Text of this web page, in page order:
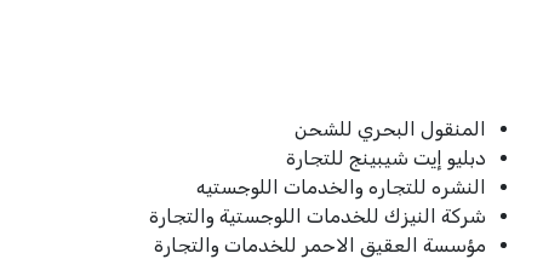
المنقول البحري للشحن
دبليو إيت شيبينج للتجارة
النشره للتجاره والخدمات اللوجستيه
شركة النيزك للخدمات اللوجستية والتجارة
مؤسسة العقيق الاحمر للخدمات والتجارة